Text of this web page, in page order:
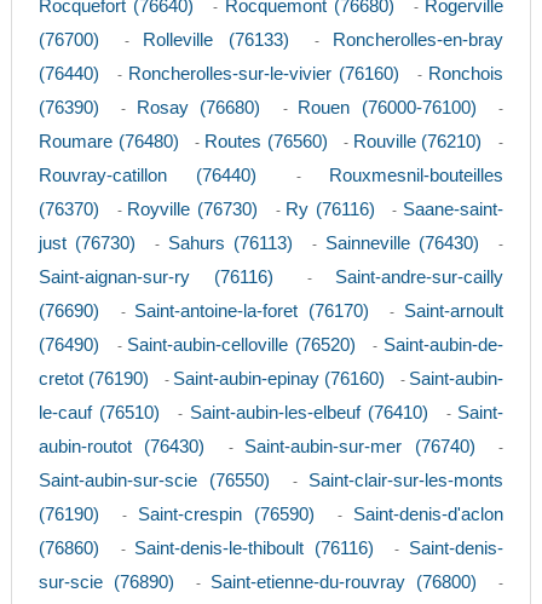
Rocquefort (76640) - Rocquemont (76680) - Rogerville
(76700)
- Rolleville (76133) -
Roncherolles-en-bray
(76440)
- Roncherolles-sur-le-vivier (76160) - Ronchois
(76390)
- Rosay (76680) - Rouen (76000-76100) -
Roumare (76480) - Routes (76560) - Rouville (76210) -
Rouvray-catillon (76440) -
Rouxmesnil-bouteilles
(76370)
- Royville (76730) - Ry (76116) - Saane-saint-
just (76730)
- Sahurs (76113) - Sainneville (76430) -
Saint-aignan-sur-ry (76116) - Saint-andre-sur-cailly
(76690)
- Saint-antoine-la-foret (76170) - Saint-arnoult
(76490)
- Saint-aubin-celloville (76520) - Saint-aubin-de-
cretot (76190)
- Saint-aubin-epinay (76160) - Saint-aubin-
le-cauf (76510)
- Saint-aubin-les-elbeuf (76410) - Saint-
aubin-routot (76430)
- Saint-aubin-sur-mer (76740) -
Saint-aubin-sur-scie (76550) - Saint-clair-sur-les-monts
(76190)
- Saint-crespin (76590) - Saint-denis-d'aclon
(76860)
- Saint-denis-le-thiboult (76116) - Saint-denis-
sur-scie (76890)
- Saint-etienne-du-rouvray (76800) -